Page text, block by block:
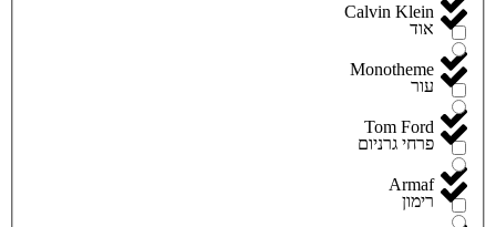
Calvin Klein
Monotheme
Tom Ford
Armaf
אוד
עור
פרחי גרניום
רימון